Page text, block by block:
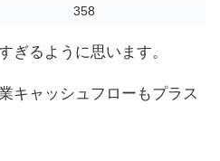
358
ぎるように思います。
キャッシュフローもプラス